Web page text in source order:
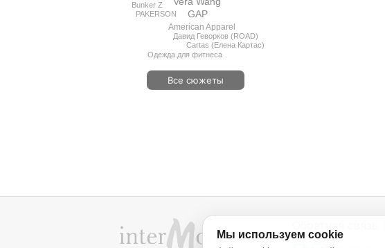
GAP
American Apparel
Давид Геворков (ROAD)
Bunker Z
Сartas (Елена Картас)
PAKERSON
Одежда для фитнеса
Все сюжеты
Мы используем cookie